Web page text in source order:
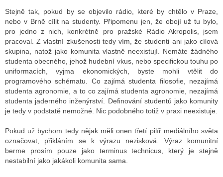
Stejně tak, pokud by se objevilo rádio, které by chtělo v Praze,
nebo v Brně cílit na studenty. Připomenu jen, že obojí už tu bylo,
pro jedno z nich, konkrétně pro pražské Rádio Akropolis, jsem
pracoval. Z vlastní zkušenosti tedy vím, že studenti ani jako cílová
skupina, natož jako komunita vlastně neexistují. Nemáte žádného
studenta obecného, jehož hudební vkus, nebo specifickou touhu po
uniformacích, vyjma ekonomických, byste mohli vtělit do
programového schématu. Co zajímá studenta filosofie, nezajímá
studenta agronomie, a to co zajímá studenta agronomie, nezajímá
studenta jaderného inženýrství. Definování studentů jako komunity
je tedy v podstatě nemožné. Nic podobného totiž v praxi neexistuje.
Pokud už bychom tedy nějak měli onen třetí pilíř mediálního světa
označovat, přikláním se k výrazu nezisková. Výraz komunitní
berme prosím pouze jako terminus technicus, který je stejně
nestabilní jako jakákoli komunita sama.